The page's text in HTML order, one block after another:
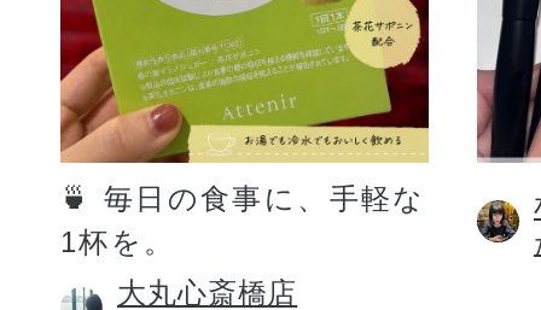
定期お届けサ
スキンケア人気ライン
🍵 毎日の食事に、手軽な
1杯を。
大丸心斎橋店